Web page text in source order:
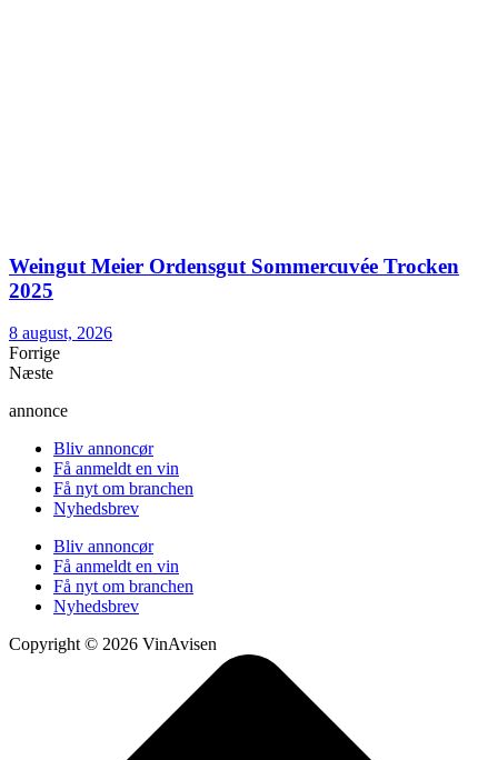
Weingut Meier Ordensgut Sommercuvée Trocken
2025
8 august, 2026
Forrige
Næste
annonce
Bliv annoncør
Få anmeldt en vin
Få nyt om branchen
Nyhedsbrev
Bliv annoncør
Få anmeldt en vin
Få nyt om branchen
Nyhedsbrev
Copyright © 2026 VinAvisen